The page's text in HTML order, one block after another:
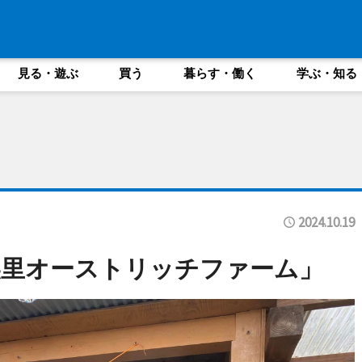
見る・遊ぶ 買う 暮らす・働く 学ぶ・知る
2024.10.19
オーストリッチファーム」